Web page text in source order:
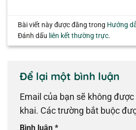
Bài viết này được đăng trong Hướng
Đánh dấu liên kết thường trực.
Để lại một bình luận
Email của bạn sẽ không
khai. Các trường bắt buộc
Bình luận *